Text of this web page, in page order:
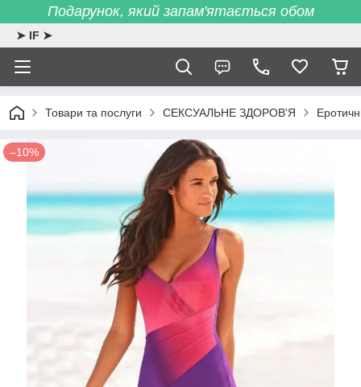
Подарунок, який запам'ятається обом
➤ IF ➤
Товари та послуги СЕКСУАЛЬНЕ ЗДОРОВ'Я
–10%